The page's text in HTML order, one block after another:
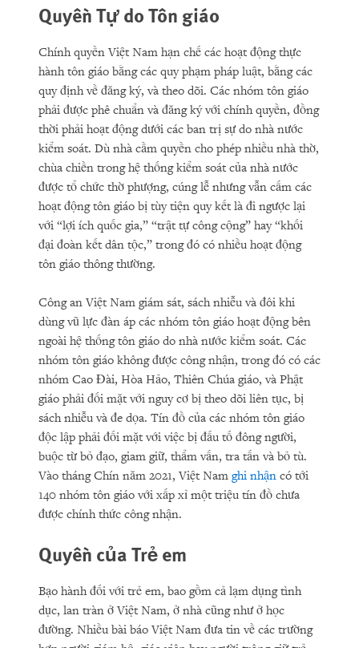
Quyền Tự do Tôn giáo
Chính quyền Việt Nam hạn chế các hoạt động thực
hành tôn giáo bằng các quy phạm pháp luật, bằng các
quy định về đăng ký, và theo dõi. Các nhóm tôn giáo
phải được phê chuẩn và đăng ký với chính quyền, đồng
thời phải hoạt động dưới các ban trị sự do nhà nước
kiểm soát. Dù nhà cầm quyền cho phép nhiều nhà thờ,
chùa chiền trong hệ thống kiểm soát của nhà nước
được tổ chức thờ phượng, cúng lễ nhưng vẫn cấm các
hoạt động tôn giáo bị tùy tiện quy kết là đi ngược lại
với “lợi ích quốc gia,” “trật tự công cộng” hay “khối
đại đoàn kết dân tộc,” trong đó có nhiều hoạt động
tôn giáo thông thường.
Công an Việt Nam giám sát, sách nhiễu và đôi khi
dùng vũ lực đàn áp các nhóm tôn giáo hoạt động bên
ngoài hệ thống tôn giáo do nhà nước kiểm soát. Các
nhóm tôn giáo không được công nhận, trong đó có các
nhóm Cao Đài, Hòa Hảo, Thiên Chúa giáo, và Phật
giáo phải đối mặt với nguy cơ bị theo dõi liên tục, bị
sách nhiễu và đe dọa. Tín đồ của các nhóm tôn giáo
độc lập phải đối mặt với việc bị đấu tố đông người,
buộc từ bỏ đạo, giam giữ, thẩm vấn, tra tấn và bỏ tù.
Vào tháng Chín năm 2021, Việt Nam ghi nhận có tới
140 nhóm tôn giáo với xấp xỉ một triệu tín đồ chưa
được chính thức công nhận.
Quyền của Trẻ em
Bạo hành đối với trẻ em, bao gồm cả lạm dụng tình
dục, lan tràn ở Việt Nam, ở nhà cũng như ở học
đường. Nhiều bài báo Việt Nam đưa tin về các trường